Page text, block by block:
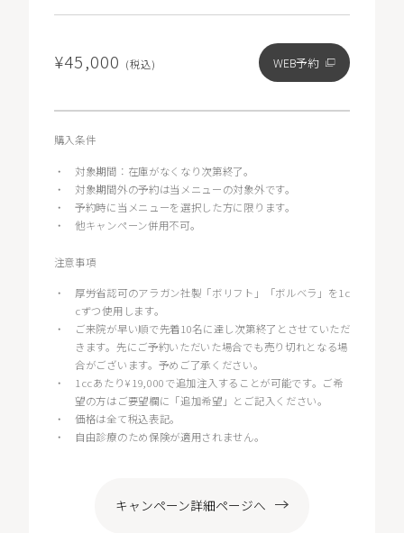
¥45,000 (税込) WEB予約
購入条件
・ 対象期間：在庫がなくなり次第終了。
・ 対象期間外の予約は当メニューの対象外です。
・予約時に当メニューを選択した方に限ります。
・他キャンペーン併用不可。
注意事項
・ 厚労省認可のアラガン社製「ボリフト」「ボルベラ」を1c
cずつ使用します。
・
ご来院が早い順で先着10名に達し次第終了とさせていただ
きます。先にご予約いただいた場合でも売り切れとなる場
合がございます。予めご了承ください。
・ 1ccあたり¥19,000で追加注入することが可能です。ご希
望の方はご要望欄に「追加希望」とご記入ください。
・価格は全て税込表記。
・
自由診療のため保険が適用されません。
キャンペーン詳細ページへ